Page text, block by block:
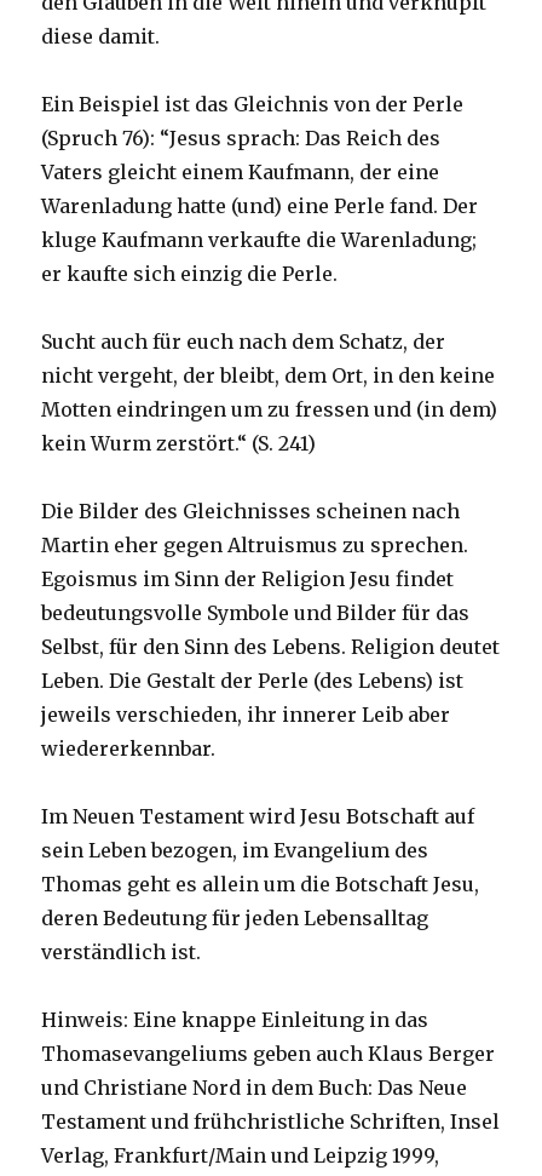
diese damit.
Ein Beispiel ist das Gleichnis von der Perle
(Spruch 76): “Jesus sprach: Das Reich des
Vaters gleicht einem Kaufmann, der eine
Warenladung hatte (und) eine Perle fand. Der
kluge Kaufmann verkaufte die Warenladung;
er kaufte sich einzig die Perle.
Sucht auch für euch nach dem Schatz, der
nicht vergeht, der bleibt, dem Ort, in den keine
Motten eindringen um zu fressen und (in dem)
kein Wurm zerstört.“ (S. 241)
Die Bilder des Gleichnisses scheinen nach
Martin eher gegen Altruismus zu sprechen.
Egoismus im Sinn der Religion Jesu findet
bedeutungsvolle Symbole und Bilder für das
Selbst, für den Sinn des Lebens. Religion deutet
Leben. Die Gestalt der Perle (des Lebens) ist
jeweils verschieden, ihr innerer Leib aber
wiedererkennbar.
Im Neuen Testament wird Jesu Botschaft auf
sein Leben bezogen, im Evangelium des
Thomas geht es allein um die Botschaft Jesu,
deren Bedeutung für jeden Lebensalltag
verständlich ist.
Hinweis: Eine knappe Einleitung in das
Thomasevangeliums geben auch Klaus Berger
und Christiane Nord in dem Buch: Das Neue
Testament und frühchristliche Schriften, Insel
Verlag, Frankfurt/Main und Leipzig 1999,